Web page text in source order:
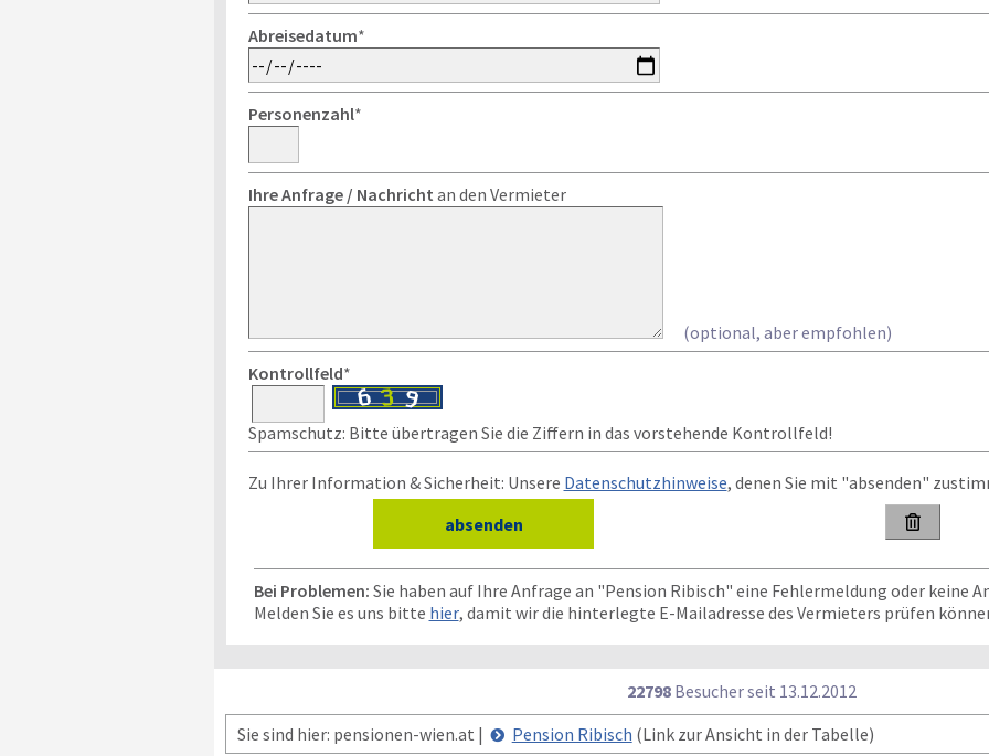
Abreisedatum*
Personenzahl*
Ihre Anfrage / Nachricht an den Vermieter
(optional, aber empfohlen)
Kontrollfeld*
Spamschutz: Bitte übertragen Sie die Ziffern in das vorstehende Kontrollfeld!
Zu Ihrer Information & Sicherheit: Unsere Datenschutzhinweise, denen Sie mit "absenden"

Bei Problemen: Sie haben auf Ihre Anfrage an "Pension Ribisch" eine Fehlermeldung oder keine
Melden Sie es uns bitte hier, damit wir die hinterlegte E-Mailadresse des Vermieters prüfen
22798 Besucher seit 13.12.2012
Sie sind hier: pensionen-wien.at |
Pension Ribisch (Link zur Ansicht in der Tabelle)